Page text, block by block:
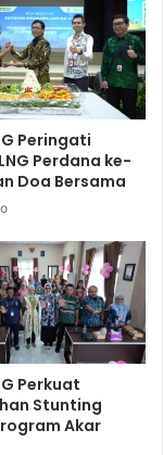
Gas Co.
menjadi negara
Peringati
Perdana ke-
Doa Bersama
Perkuat
Stunting
Akar